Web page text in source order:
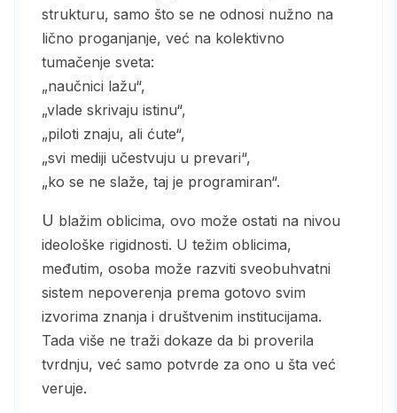
strukturu, samo što se ne odnosi nužno na
lično proganjanje, već na kolektivno
tumačenje sveta:
„naučnici lažu“,
„vlade skrivaju istinu“,
„piloti znaju, ali ćute“,
„svi mediji učestvuju u prevari“,
„ko se ne slaže, taj je programiran“.
U blažim oblicima, ovo može ostati na nivou
ideološke rigidnosti. U težim oblicima,
međutim, osoba može razviti sveobuhvatni
sistem nepoverenja prema gotovo svim
izvorima znanja i društvenim institucijama.
Tada više ne traži dokaze da bi proverila
tvrdnju, već samo potvrde za ono u šta već
veruje.